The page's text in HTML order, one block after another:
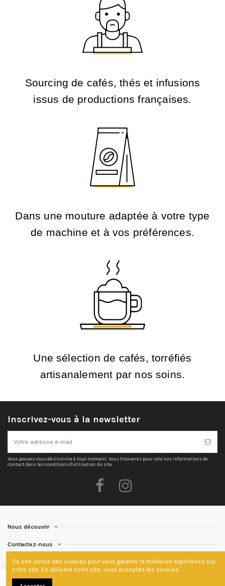
Une sélection de cafés, torréfiés
artisanalement par nos soins.
Dans une mouture adaptée à votre type
de machine et à vos préférences.
Sourcing de cafés, thés et infusions
issus de productions françaises.
Inscrivez-vous à la newsletter
Vous pouvez vous désinscrire à tout moment. Vous trouverez pour cela nos informations de
contact dans les conditions d'utilisation du site.
Nous découvrir
Contactez-nous
Ce site utilise des cookies pour vous garantir la meilleure expérience sur
notre site. En utilisant notre site, vous acceptez les cookies.